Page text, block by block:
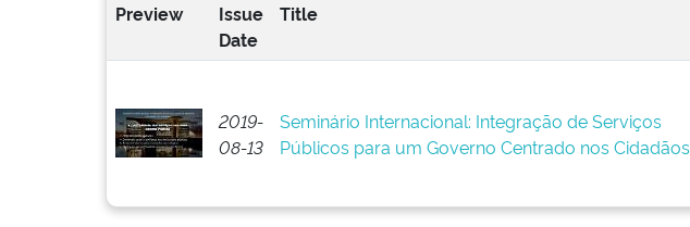
Preview
Issue
Date
Title
2019-
08-13
Seminário Internacional: Integração de Serviços
Públicos para um Governo Centrado nos Cidadãos